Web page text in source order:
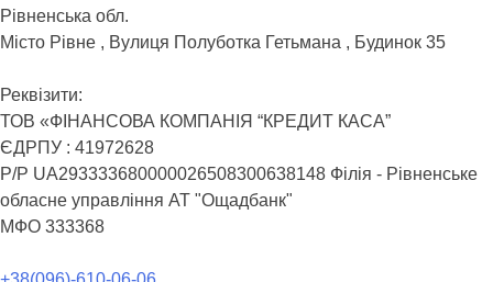
Рівненська обл.
Місто Рівне , Вулиця Полуботка Гетьмана , Будинок 35
Реквізити:
ТОВ «ФІНАНСОВА КОМПАНІЯ “КРЕДИТ КАСА”
ЄДРПУ : 41972628
Р/Р UA293333680000026508300638148 Філія - Рівненське
обласне управління АТ "Ощадбанк"
МФО 333368